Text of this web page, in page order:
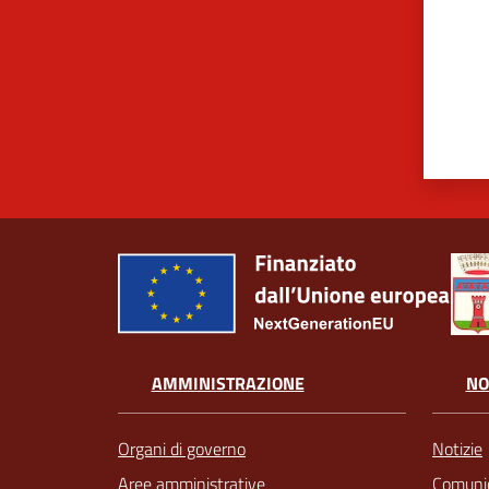
AMMINISTRAZIONE
Organi di governo
Aree amministrative
Notizie